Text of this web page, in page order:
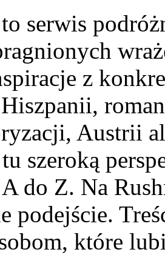
serwis
z
Austrii
szeroką
do Z. Na
podejście.
które